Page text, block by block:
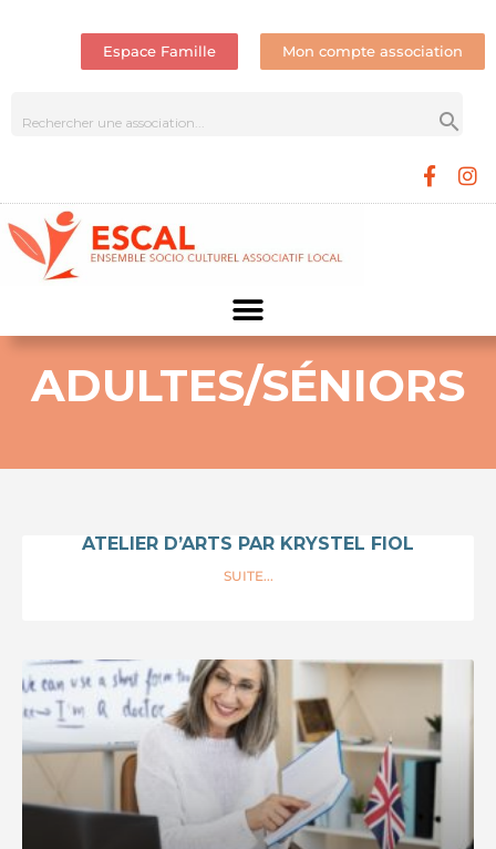
Espace Famille Mon compte association
ADULTES/SÉNIORS
ATELIER D’ARTS PAR KRYSTEL FIOL
SUITE...